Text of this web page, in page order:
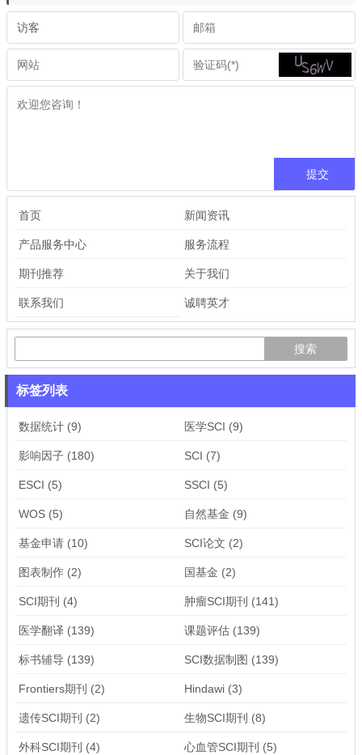
首页 新闻资讯
产品服务中心 服务流程
期刊推荐 关于我们
联系我们 诚聘英才
标签列表
数据统计 (9) 医学SCI (9)
影响因子 (180) SCI (7)
ESCI (5) SSCI (5)
WOS (5) 自然基金 (9)
基金申请 (10) SCI论文 (2)
图表制作 (2) 国基金 (2)
SCI期刊 (4) 肿瘤SCI期刊 (141)
医学翻译 (139) 课题评估 (139)
标书辅导 (139) SCI数据制图 (139)
Frontiers期刊 (2) Hindawi (3)
遗传SCI期刊 (2) 生物SCI期刊 (8)
外科SCI期刊 (4) 心血管SCI期刊 (5)